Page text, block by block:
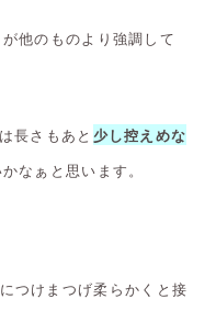
他のものより強調して
長さもあと 少し控えめな
なぁと思います。
つけまつげ柔らかくと接